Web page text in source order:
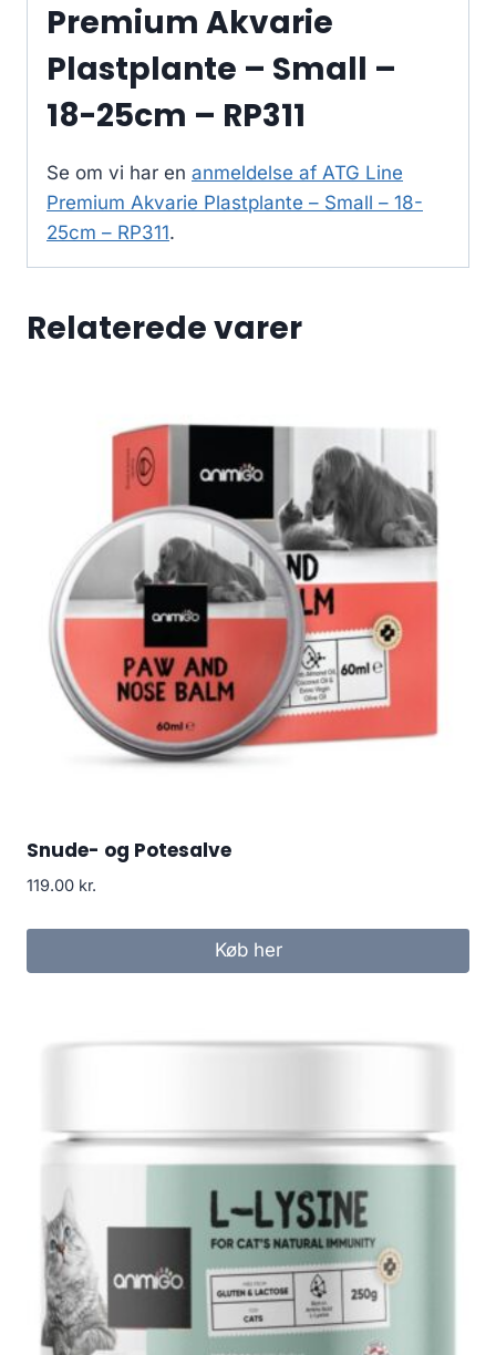
Premium Akvarie
Plastplante – Small –
18-25cm – RP311
Se om vi har en anmeldelse af ATG Line
Premium Akvarie Plastplante – Small – 18-
25cm – RP311.
Relaterede varer
Snude- og Potesalve
119.00 kr.
Køb her